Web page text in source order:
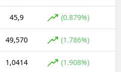
45,9 (0.879%)
49,570 (1.786%)
1,0414 (1.908%)